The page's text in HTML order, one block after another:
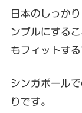
日本のしっか
ンプルにする
もフィットする
シンガポール
りです。